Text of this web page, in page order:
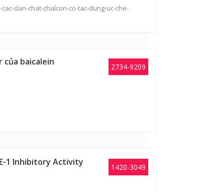
dan-chat-chalcon-co-tac-dung-uc-che-
2734-9209
baicalein
1420-3049
1 Inhibitory Activity